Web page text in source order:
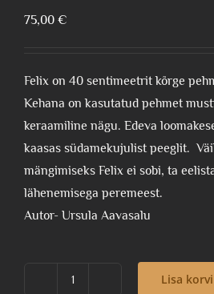
75,00 €
Felix on 40 sentimeetrit kõrge
Kehana on kasutatud pehmet
keraamiline nägu. Edeva
kaasas südamekujulist peeglit.
mängimiseks Felix ei sobi, ta
lähenemisega peremeest.
Autor- Ursula Aavasalu
Lisa korvi